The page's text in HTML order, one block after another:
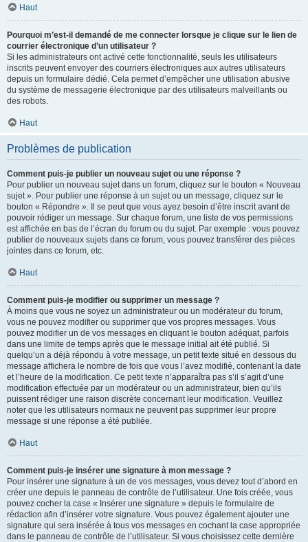
Haut
Pourquoi m’est-il demandé de me connecter lorsque je clique sur le lien de
courrier électronique d’un utilisateur ?
Si les administrateurs ont activé cette fonctionnalité, seuls les utilisateurs
inscrits peuvent envoyer des courriers électroniques aux autres utilisateurs
depuis un formulaire dédié. Cela permet d’empêcher une utilisation abusive
du système de messagerie électronique par des utilisateurs malveillants ou
des robots.
Haut
Problèmes de publication
Comment puis-je publier un nouveau sujet ou une réponse ?
Pour publier un nouveau sujet dans un forum, cliquez sur le bouton « Nouveau
sujet ». Pour publier une réponse à un sujet ou un message, cliquez sur le
bouton « Répondre ». Il se peut que vous ayez besoin d’être inscrit avant de
pouvoir rédiger un message. Sur chaque forum, une liste de vos permissions
est affichée en bas de l’écran du forum ou du sujet. Par exemple : vous pouvez
publier de nouveaux sujets dans ce forum, vous pouvez transférer des pièces
jointes dans ce forum, etc.
Haut
Comment puis-je modifier ou supprimer un message ?
À moins que vous ne soyez un administrateur ou un modérateur du forum,
vous ne pouvez modifier ou supprimer que vos propres messages. Vous
pouvez modifier un de vos messages en cliquant le bouton adéquat, parfois
dans une limite de temps après que le message initial ait été publié. Si
quelqu’un a déjà répondu à votre message, un petit texte situé en dessous du
message affichera le nombre de fois que vous l’avez modifié, contenant la date
et l’heure de la modification. Ce petit texte n’apparaîtra pas s’il s’agit d’une
modification effectuée par un modérateur ou un administrateur, bien qu’ils
puissent rédiger une raison discrète concernant leur modification. Veuillez
noter que les utilisateurs normaux ne peuvent pas supprimer leur propre
message si une réponse a été publiée.
Haut
Comment puis-je insérer une signature à mon message ?
Pour insérer une signature à un de vos messages, vous devez tout d’abord en
créer une depuis le panneau de contrôle de l’utilisateur. Une fois créée, vous
pouvez cocher la case « Insérer une signature » depuis le formulaire de
rédaction afin d’insérer votre signature. Vous pouvez également ajouter une
signature qui sera insérée à tous vos messages en cochant la case appropriée
dans le panneau de contrôle de l’utilisateur. Si vous choisissez cette dernière